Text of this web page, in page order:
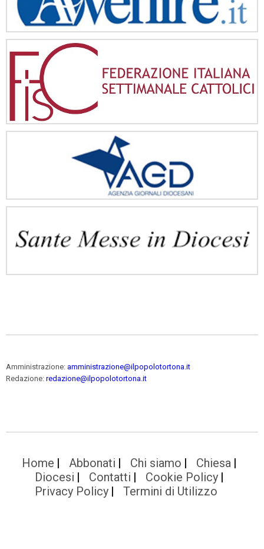
Amministrazione: amministrazione@ilpopolotortona.it
Redazione: redazione@ilpopolotortona.it
Home Abbonati Chi siamo
Chiesa
Diocesi
Contatti
Cookie Policy
Privacy Policy
Termini di Utilizzo